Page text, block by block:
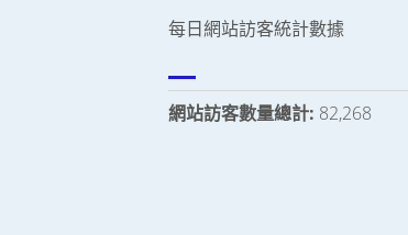
每日網站訪客統計數據
網站訪客數量總計: 82,268